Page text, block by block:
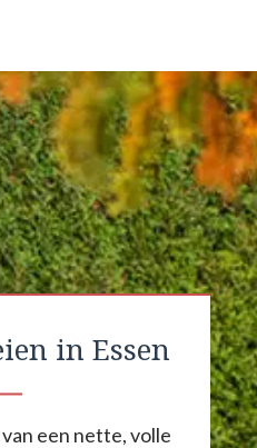
in Essen
een nette, volle